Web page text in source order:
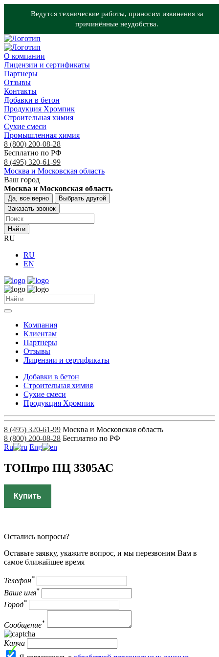
Ведутся технические работы, приносим извинения за
причинённые неудобства.
О компании
Лицензии и сертификаты
Партнеры
Отзывы
Контакты
Добавки в бетон
Продукция Хромпик
Строительная химия
Сухие смеси
Промышленная химия
8 (800) 200-08-28
Бесплатно по РФ
8 (495) 320-61-99
Москва и Московская область
Ваш город
Москва и Московская область
Да, все верно
Выбрать другой
Заказать звонок
Найти
RU
RU
EN
Компания
Клиентам
Партнеры
Отзывы
Лицензии и сертификаты
Добавки в бетон
Строительная химия
Сухие смеси
Продукция Хромпик
8 (495) 320-61-99 Москва и Московская область
8 (800) 200-08-28 Бесплатно по РФ
Ru
Eng
ТОПпро ПЦ 3305АС
Купить
Остались вопросы?
Оставьте заявку, укажите вопрос, и мы перезвоним Вам в
самое ближайшее время
Телефон*
Ваше имя*
Город*
Сообщение*
Капча